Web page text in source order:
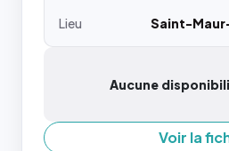
Lieu
Saint-
Aucune
Voir la